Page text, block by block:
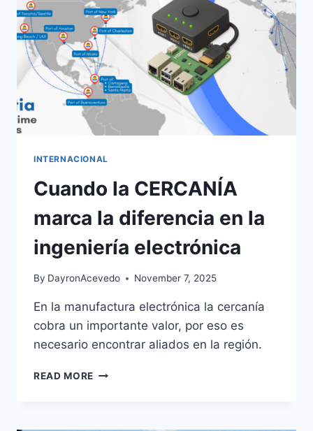
INTERNACIONAL
Cuando la CERCANÍA
marca la diferencia en la
ingeniería electrónica
By DayronAcevedo November 7, 2025
En la manufactura electrónica la cercanía
cobra un importante valor, por eso es
necesario encontrar aliados en la región.
READ MORE